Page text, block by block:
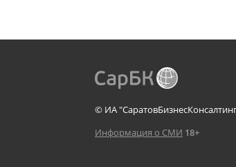
© ИА
Информация о СМИ 18+